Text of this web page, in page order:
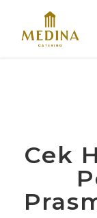
main
Cek